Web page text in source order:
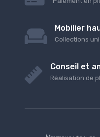
Mobilier
Collections
Conseil et
Réalisation de